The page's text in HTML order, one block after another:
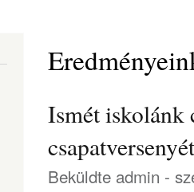
Ismét iskolánk
Beküldte admin -